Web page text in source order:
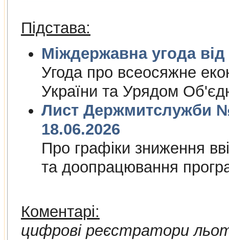
Підстава:
Угода про всеосяжне
України та Урядом
Лист Держмитслужби №
18.06.2026
Про графiки зниження
та доопрацювання
Коментарі:
цифрові реєстратори